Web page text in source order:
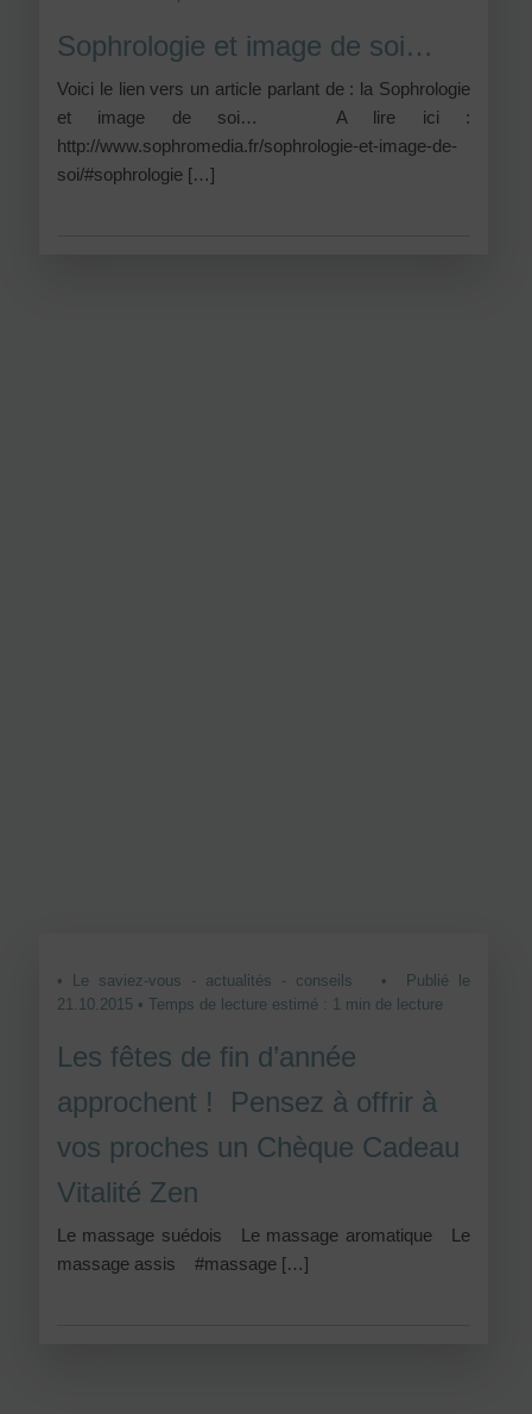
Sophrologie et image de soi…
Voici le lien vers un article parlant de : la Sophrologie
et image de soi… A lire ici :
http://www.sophromedia.fr/sophrologie-et-image-de-
soi/#sophrologie […]
• Le saviez-vous - actualités - conseils • Publié le
21.10.2015 • Temps de lecture estimé : 1 min de lecture
Les fêtes de fin d’année
approchent ! Pensez à offrir à
vos proches un Chèque Cadeau
Vitalité Zen
Le massage suédois Le massage aromatique Le
massage assis #massage […]